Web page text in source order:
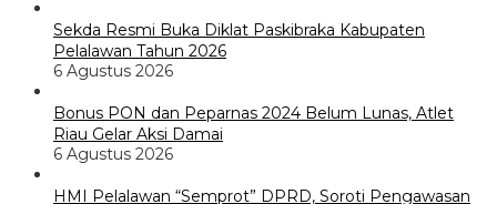
Sekda Resmi Buka Diklat Paskibraka Kabupaten
Pelalawan Tahun 2026
6 Agustus 2026
Bonus PON dan Peparnas 2024 Belum Lunas, Atlet
Riau Gelar Aksi Damai
6 Agustus 2026
HMI Pelalawan “Semprot” DPRD, Soroti Pengawasan